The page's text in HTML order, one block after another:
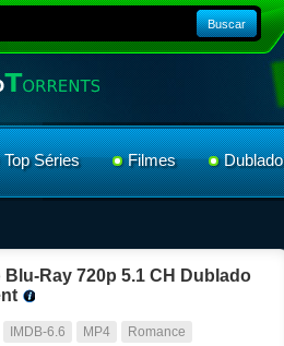
Buscar
Top Séries Filmes Dublado
Ray 720p 5.1 CH Dublado
IMDB-6.6 MP4 Romance